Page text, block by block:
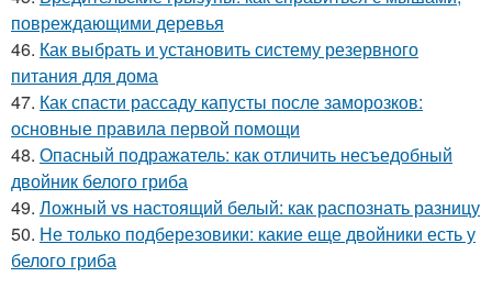
повреждающими деревья
46. Как выбрать и установить систему резервного
питания для дома
47. Как спасти рассаду капусты после заморозков:
основные правила первой помощи
48. Опасный подражатель: как отличить несъедобный
двойник белого гриба
49. Ложный vs настоящий белый: как распознать разницу
50. Не только подберезовики: какие еще двойники есть у
белого гриба